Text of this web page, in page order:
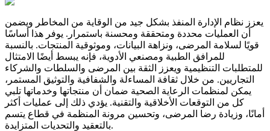
يعزز نظام الإدارة المنفذ بشكل جيد من الوقاية من المخاطر ويضمن
أن العمليات محددة ومتحققة ومحسنة باستمرار. يوفر هذا أساسًا
قويًا لسلامة المرضى، ونزاهة البيانات، وموثوقية المنتجات. بالنسبة
للمرافق الطبية ومصنعي الأدوية، فإنه يبسط أيضًا الامتثال
للمتطلبات التنظيمية ويعزز الثقة بين المرضى والسلطات والشركاء
التجاريين. من خلال ثقافة المساءلة والشفافية والتوثيق المستمر،
يمكن لمنظمات الرعاية الصحية ضمان أن منتجاتها وخدماتها تلبي
كل من التوقعات الأخلاقية والتقنية. يؤدي ذلك إلى عمليات أكثر
أمانًا، وزيادة رضا المرضى، وتحسين مرونة المنظمة في قطاع يتسم
بالتعقيد والتحديات المتزايدة.